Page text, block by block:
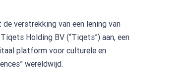
verstrekking van een lening van
Holding BV (“Tiqets”) aan, een
platform voor culturele en
wereldwijd.